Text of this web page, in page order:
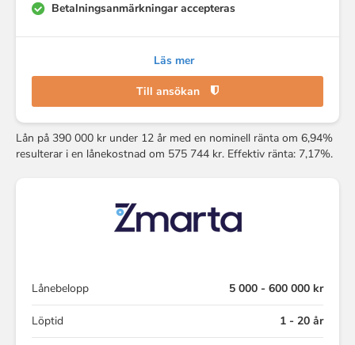
Betalningsanmärkningar accepteras
Läs mer
Till ansökan
Lån på 390 000 kr under 12 år med en nominell ränta om 6,94%
resulterar i en lånekostnad om 575 744 kr. Effektiv ränta: 7,17%.
Lånebelopp 5 000 - 600 000 kr
Löptid 1 - 20 år